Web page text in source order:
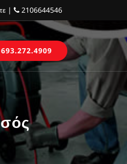
| 2106644546
693.272.4909